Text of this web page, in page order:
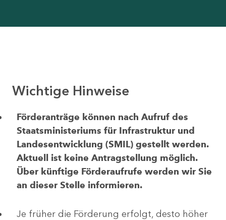
Wichtige Hinweise
Förderanträge können nach Aufruf des
Staatsministeriums für Infrastruktur und
Landesentwicklung (SMIL) gestellt werden.
Aktuell ist keine Antragstellung möglich.
Über künftige Förderaufrufe werden wir Sie
an dieser Stelle informieren.
Je früher die Förderung erfolgt, desto höher